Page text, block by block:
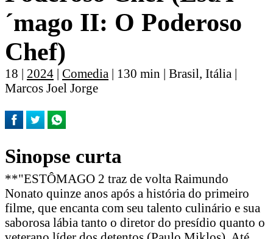
´mago II: O Poderoso
Chef)
18 | 2024 | Comedia | 130 min | Brasil, Itália |
Marcos Joel Jorge
Sinopse curta
**"ESTÔMAGO 2 traz de volta Raimundo
Nonato quinze anos após a história do primeiro
filme, que encanta com seu talento culinário e sua
saborosa lábia tanto o diretor do presídio quanto o